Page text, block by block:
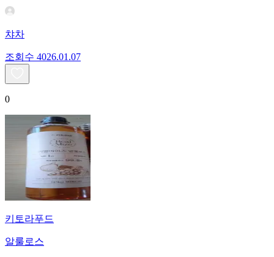
챠차
조회수 4026.01.07
0
키토라푸드
알룰로스